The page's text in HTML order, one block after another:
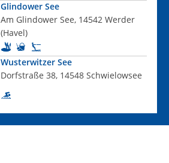
Glindower See
Am Glindower See, 14542 Werder
(Havel)
Wusterwitzer See
Dorfstraße 38, 14548 Schwielowsee